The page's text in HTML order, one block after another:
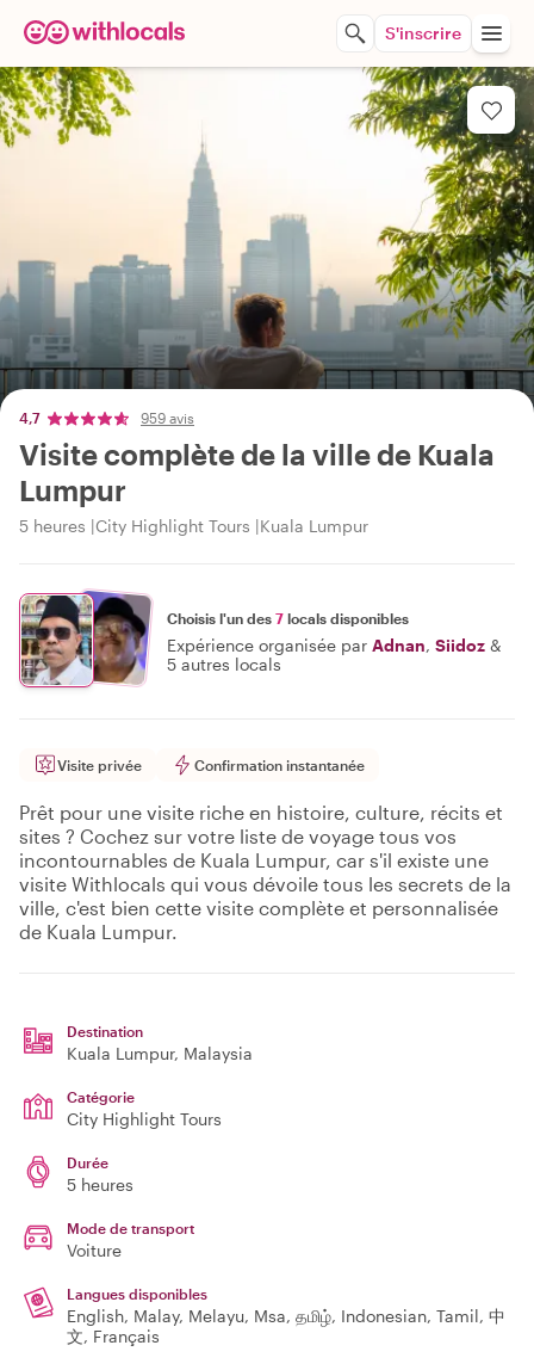
S'inscrire
4,7 959 avis
Visite complète de la ville de Kuala
Lumpur
5 heures City Highlight Tours Kuala Lumpur
Choisis l'un des 7 locals disponibles
Expérience organisée par Adnan, Siidoz &
5 autres locals
Visite privée Confirmation instantanée
Prêt pour une visite riche en histoire, culture, récits et
sites ? Cochez sur votre liste de voyage tous vos
incontournables de Kuala Lumpur, car s'il existe une
visite Withlocals qui vous dévoile tous les secrets de la
ville, c'est bien cette visite complète et personnalisée
de Kuala Lumpur.
Destination
Kuala Lumpur, Malaysia
Catégorie
City Highlight Tours
Durée
5 heures
Mode de transport
Voiture
Langues disponibles
English, Malay, Melayu, Msa, தமிழ், Indonesian, Tamil, 中
文, Français